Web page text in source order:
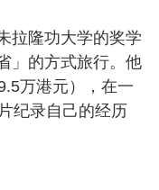
拉隆功大学的奖学
」的方式旅行。他
万港元），在一
纪录自己的经历